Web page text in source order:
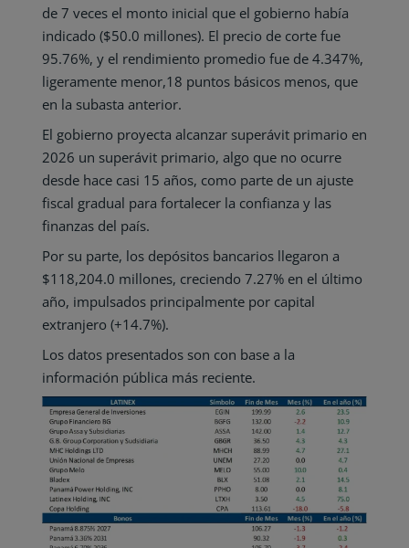
de 7 veces el monto inicial que el gobierno había
indicado ($50.0 millones). El precio de corte fue
95.76%, y el rendimiento promedio fue de 4.347%,
ligeramente menor,18 puntos básicos menos, que
en la subasta anterior.
El gobierno proyecta alcanzar superávit primario en
2026 un superávit primario, algo que no ocurre
desde hace casi 15 años, como parte de un ajuste
fiscal gradual para fortalecer la confianza y las
finanzas del país.
Por su parte, los depósitos bancarios llegaron a
$118,204.0 millones, creciendo 7.27% en el último
año, impulsados principalmente por capital
extranjero (+14.7%).
Los datos presentados son con base a la
información pública más reciente.